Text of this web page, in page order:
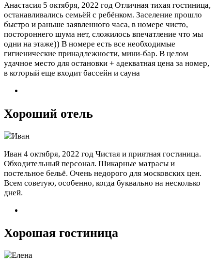
Анастасия 5 октября, 2022 год Отличная тихая гостиница,
останавливались семьёй с ребёнком. Заселение прошло
быстро и раньше заявленного часа, в номере чисто,
постороннего шума нет, сложилось впечатление что мы
одни на этаже)) В номере есть все необходимые
гигиенические принадлежности, мини-бар. В целом
удачное место для остановки + адекватная цена за номер,
в который еще входит бассейн и сауна
Хороший отель
Иван 4 октября, 2022 год Чистая и приятная гостиница.
Обходительный персонал. Шикарные матрасы и
постельное бельё. Очень недорого для московских цен.
Всем советую, особенно, когда буквально на несколько
дней.
Хорошая гостиница